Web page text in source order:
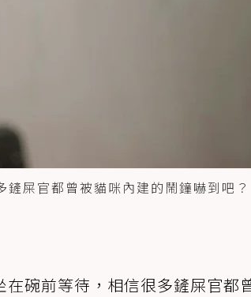
屎官都曾被貓咪內建的鬧鐘嚇到吧
碗前等待，相信很多鏟屎官都